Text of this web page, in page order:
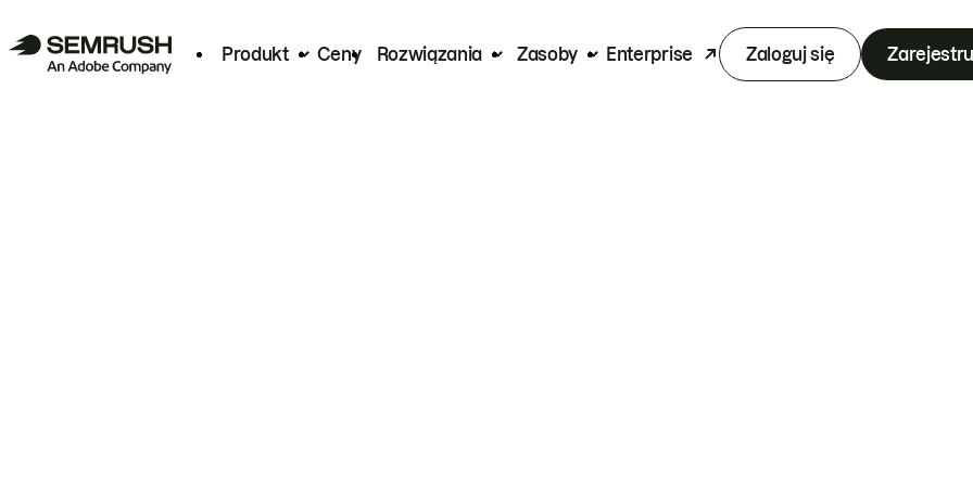
Produkt Ceny Rozwiązania Zasoby Enterprise Zaloguj się